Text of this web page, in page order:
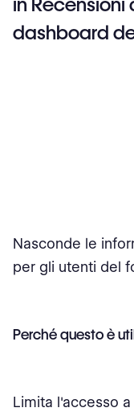
dashboard
Nasconde le
per gli utenti del
Perché questo è
Limita l'accesso